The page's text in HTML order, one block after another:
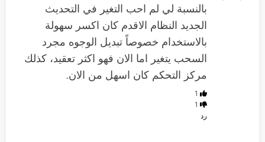
بالنسبة لي لم احب التغير في التحديث
الجديد النظام الاقدم كان اكسر سهولة
بالاستخدام خصوصاً تبديل الوجوه مجرد
السحب يتغير اما الان فهو اكثر تعقيد، كذلك
مركز التحكم كان اسهل من الان.
1
1
رد